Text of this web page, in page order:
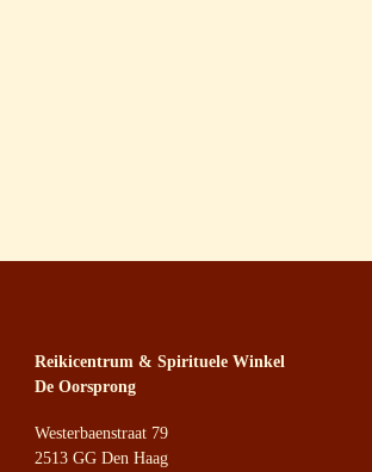
Reikicentrum & Spirituele Winkel
De Oorsprong
Westerbaenstraat 79
2513 GG Den Haag